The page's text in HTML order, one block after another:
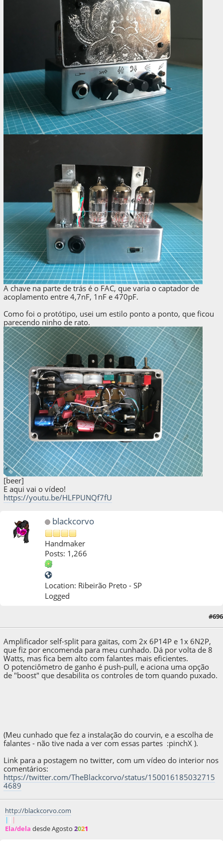
A chave na parte de trás é o FAC, que varia o captador de
acoplamento entre 4,7nF, 1nF e 470pF.
Como foi o protótipo, usei um estilo ponto a ponto, que ficou
parecendo ninho de rato.
[beer]
E aqui vai o vídeo!
https://youtu.be/HLFPUNQf7fU
blackcorvo
Handmaker
Posts: 1,266
Location: Ribeirão Preto - SP
Logged
#696
Amplificador self-split para gaitas, com 2x 6P14P e 1x 6N2P,
que fiz por encomenda para meu cunhado. Dá por volta de 8
Watts, mas fica bem alto com falantes mais eficientes.
O potenciômetro de ganho é push-pull, e aciona uma opção
de "boost" que desabilita os controles de tom quando puxado.
(Meu cunhado que fez a instalação do courvin, e a escolha de
falantes - não tive nada a ver com essas partes :pinchX ).
Link para a postagem no twitter, com um vídeo do interior nos
comentários:
https://twitter.com/TheBlackcorvo/status/150016185032715
4689
http://blackcorvo.com
|
|
Ela/dela desde Agosto 2021